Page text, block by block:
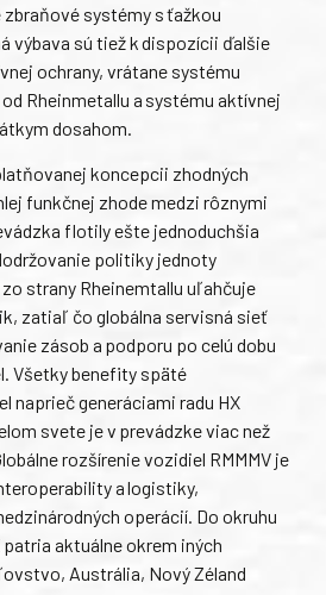
systémy s ťažkou
výbava sú tiež k dispozícii ďalšie
ochrany, vrátane systému
Rheinmetallu a systému aktívnej
dosahom.
koncepcii zhodných
funkčnej zhode medzi rôznymi
flotily ešte jednoduchšia
politiky jednoty
strany Rheinemtallu uľahčuje
zatiaľ čo globálna servisná sieť
zásob a podporu po celú dobu
Všetky benefity späté
naprieč generáciami radu HX
svete je v prevádzke viac než
rozšírenie vozidiel RMMMV je
a logistiky,
operácií. Do okruhu
aktuálne okrem iných
Austrália, Nový Zéland